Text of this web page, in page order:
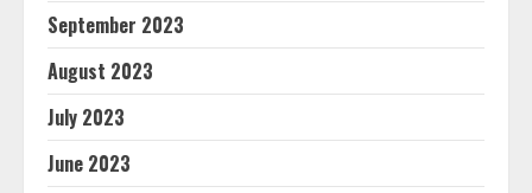
September 2023
August 2023
July 2023
June 2023